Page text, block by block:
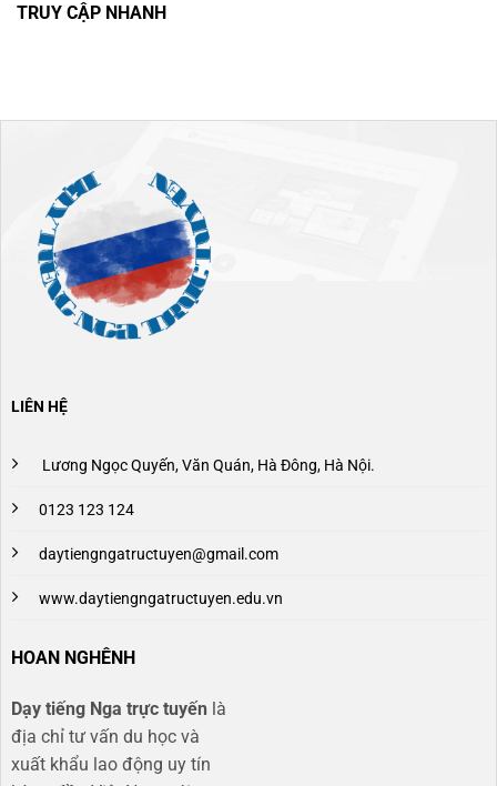
TRUY CẬP NHANH
LIÊN HỆ
Lương Ngọc Quyến, Văn Quán, Hà Đông, Hà Nội.
0123 123 124
daytiengngatructuyen@gmail.com
www.daytiengngatructuyen.edu.vn
HOAN NGHÊNH
Dạy tiếng Nga trực tuyến là
địa chỉ tư vấn du học và
xuất khẩu lao động uy tín